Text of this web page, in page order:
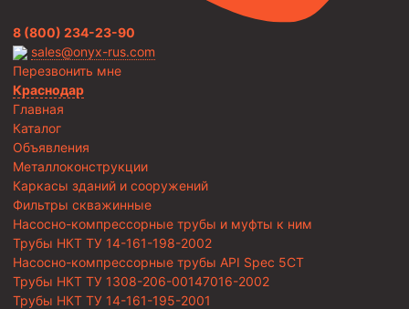
8 (800) 234-23-90
sales@onyx-rus.com
Перезвонить мне
Краснодар
Главная
Каталог
Объявления
Металлоконструкции
Каркасы зданий и сооружений
Фильтры скважинные
Насосно-компрессорные трубы и муфты к ним
Трубы НКТ ТУ 14-161-198-2002
Насосно-компрессорные трубы API Spec 5CT
Трубы НКТ ТУ 1308-206-00147016-2002
Трубы НКТ ТУ 14-161-195-2001